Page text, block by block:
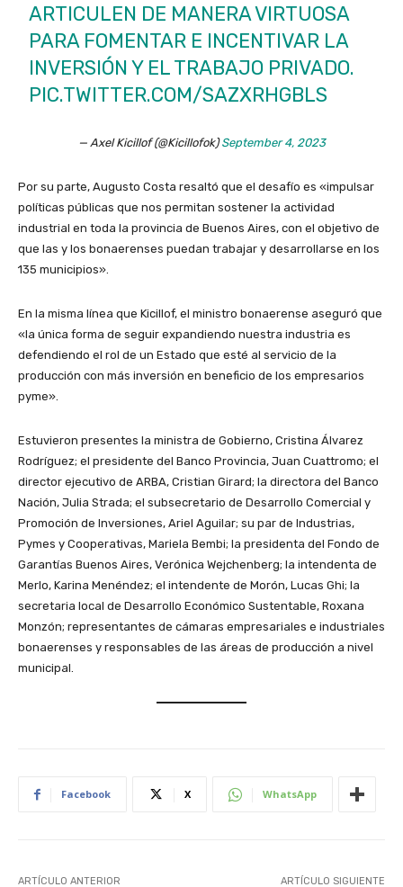
ARTICULEN DE MANERA VIRTUOSA
PARA FOMENTAR E INCENTIVAR LA
INVERSIÓN Y EL TRABAJO PRIVADO.
PIC.TWITTER.COM/SAZXRHGBLS
— Axel Kicillof (@Kicillofok)September 4, 2023
Por su parte, Augusto Costa resaltó que el desafío es «impulsar
políticas públicas que nos permitan sostener la actividad
industrial en toda la provincia de Buenos Aires, con el objetivo de
que las y los bonaerenses puedan trabajar y desarrollarse en los
135 municipios».
En la misma línea que Kicillof, el ministro bonaerense aseguró que
«la única forma de seguir expandiendo nuestra industria es
defendiendo el rol de un Estado que esté al servicio de la
producción con más inversión en beneficio de los empresarios
pyme».
Estuvieron presentes la ministra de Gobierno, Cristina Álvarez
Rodríguez; el presidente del Banco Provincia, Juan Cuattromo; el
director ejecutivo de ARBA, Cristian Girard; la directora del Banco
Nación, Julia Strada; el subsecretario de Desarrollo Comercial y
Promoción de Inversiones, Ariel Aguilar; su par de Industrias,
Pymes y Cooperativas, Mariela Bembi; la presidenta del Fondo de
Garantías Buenos Aires, Verónica Wejchenberg; la intendenta de
Merlo, Karina Menéndez; el intendente de Morón, Lucas Ghi; la
secretaria local de Desarrollo Económico Sustentable, Roxana
Monzón; representantes de cámaras empresariales e industriales
bonaerenses y responsables de las áreas de producción a nivel
municipal.
Facebook X WhatsApp
ARTÍCULO ANTERIOR ARTÍCULO SIGUIENTE